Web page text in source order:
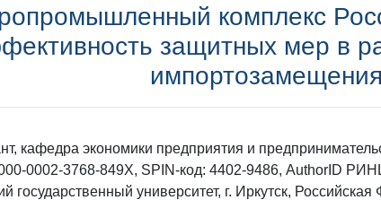
комплекс
защитных мер в
импортозамещения
кафедра экономики предприятия и
0002-3768-849X, SPIN-код: 4402-9486, AuthorID
государственный университет, г. Иркутск,